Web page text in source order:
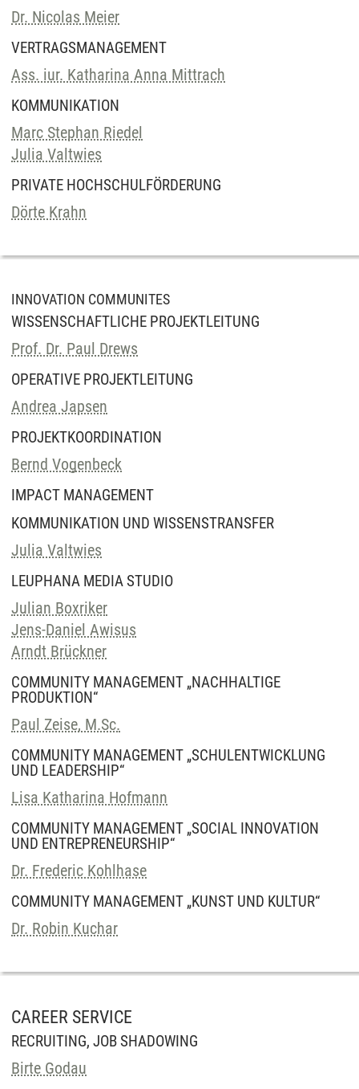
Dr. Nicolas Meier
VERTRAGSMANAGEMENT
Ass. iur. Katharina Anna Mittrach
KOMMUNIKATION
Marc Stephan Riedel
Julia Valtwies
PRIVATE HOCHSCHULFÖRDERUNG
Dörte Krahn
INNOVATION COMMUNITES
WISSENSCHAFTLICHE PROJEKTLEITUNG
Prof. Dr. Paul Drews
OPERATIVE PROJEKTLEITUNG
Andrea Japsen
PROJEKTKOORDINATION
Bernd Vogenbeck
IMPACT MANAGEMENT
KOMMUNIKATION UND WISSENSTRANSFER
Julia Valtwies
LEUPHANA MEDIA STUDIO
Julian Boxriker
Jens-Daniel Awisus
Arndt Brückner
COMMUNITY MANAGEMENT „NACHHALTIGE
PRODUKTION“
Paul Zeise, M.Sc.
COMMUNITY MANAGEMENT „SCHULENTWICKLUNG
UND LEADERSHIP“
Lisa Katharina Hofmann
COMMUNITY MANAGEMENT „SOCIAL INNOVATION
UND ENTREPRENEURSHIP“
Dr. Frederic Kohlhase
COMMUNITY MANAGEMENT „KUNST UND KULTUR“
Dr. Robin Kuchar
CAREER SERVICE
RECRUITING, JOB SHADOWING
Birte Godau